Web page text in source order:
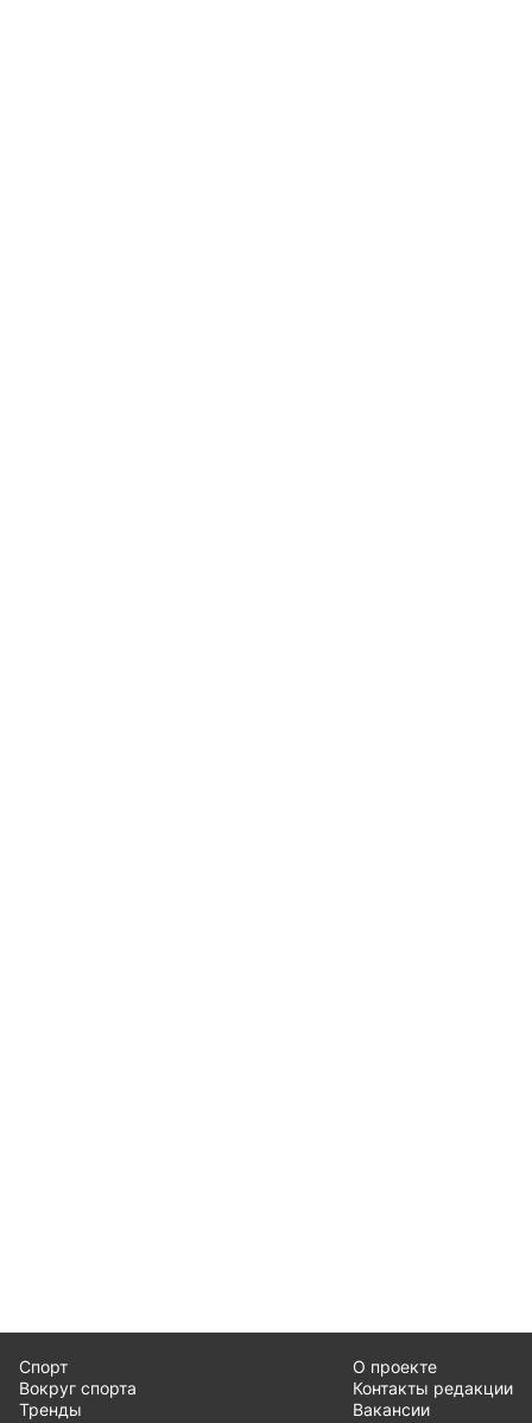
Спорт
Вокруг спорта
Тренды
О проекте
Контакты редакции
Вакансии